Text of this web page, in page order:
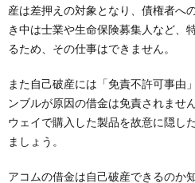
産は差押えの対象となり、債権者へ
き中は士業や生命保険募集人など、
るため、その仕事はできません。
また自己破産には「免責不許可事由
ンブルが原因の借金は免責されませ
ウェイで購入した製品を故意に隠し
ましょう。
アコムの借金は自己破産できるのか